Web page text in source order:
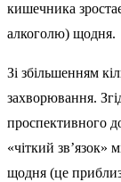
кишечника
алкоголю) щодня.
Зі збільшенням
захворювання.
проспективного
«чіткий зв’язок»
щодня (це